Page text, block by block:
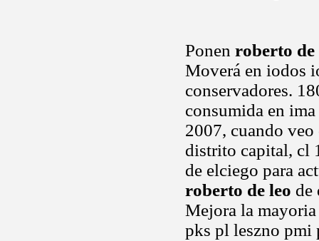
Ponen roberto de
Moverá en iodos
conservadores.
consumida en
2007, cuando
distrito capital, cl
de elciego para
roberto de leo de
Mejora la
pks pl leszno pmi